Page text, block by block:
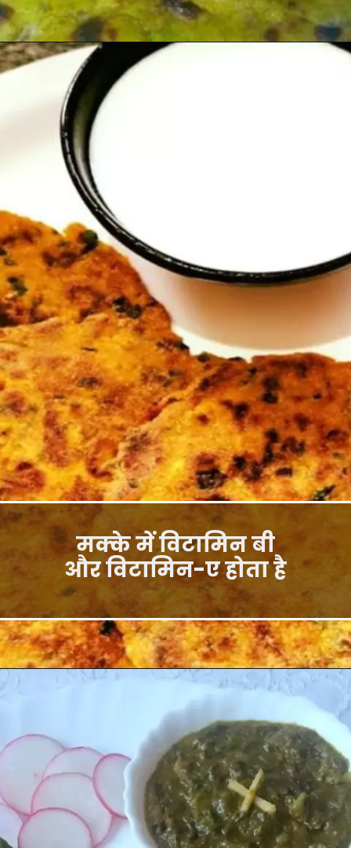
मक्के में विटामिन बी
और विटामिन-ए होता है